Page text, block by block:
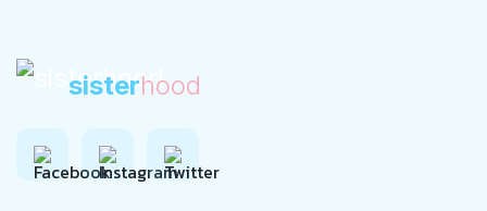
sisterhood